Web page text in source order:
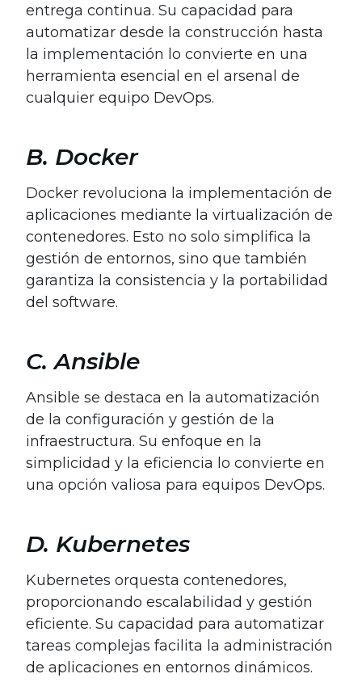
entrega continua. Su capacidad para
automatizar desde la construcción hasta
la implementación lo convierte en una
herramienta esencial en el arsenal de
cualquier equipo DevOps.
B. Docker
Docker revoluciona la implementación de
aplicaciones mediante la virtualización de
contenedores. Esto no solo simplifica la
gestión de entornos, sino que también
garantiza la consistencia y la portabilidad
del software.
C. Ansible
Ansible se destaca en la automatización
de la configuración y gestión de la
infraestructura. Su enfoque en la
simplicidad y la eficiencia lo convierte en
una opción valiosa para equipos DevOps.
D. Kubernetes
Kubernetes orquesta contenedores,
proporcionando escalabilidad y gestión
eficiente. Su capacidad para automatizar
tareas complejas facilita la administración
de aplicaciones en entornos dinámicos.